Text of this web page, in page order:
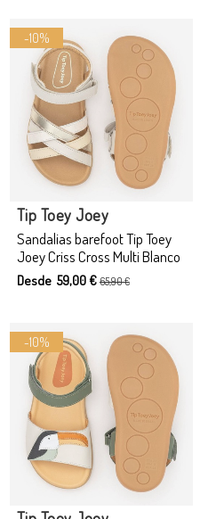
-10%
Sandalias barefoot Tip Toey
Joey Criss Cross Multi Blanco
Tip Toey Joey
Desde 59,00 €65,90 €
-10%